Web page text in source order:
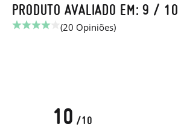
PRODUTO AVALIADO EM: 9 / 10
(20 Opiniões)
10 /10